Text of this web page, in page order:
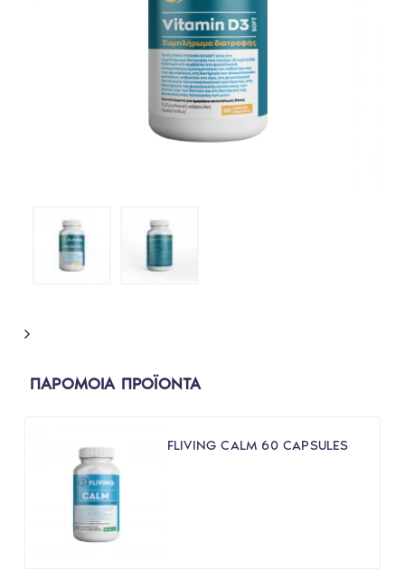
ΠΑΡΟΜΟΙΑ ΠΡΟΪΟΝΤΑ
FLIVING CALM 60 CAPSULES